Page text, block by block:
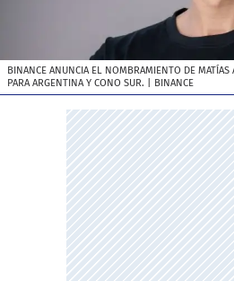
BINANCE ANUNCIA EL NOMBRAMIENTO DE MATÍAS
PARA ARGENTINA Y CONO SUR. | BINANCE